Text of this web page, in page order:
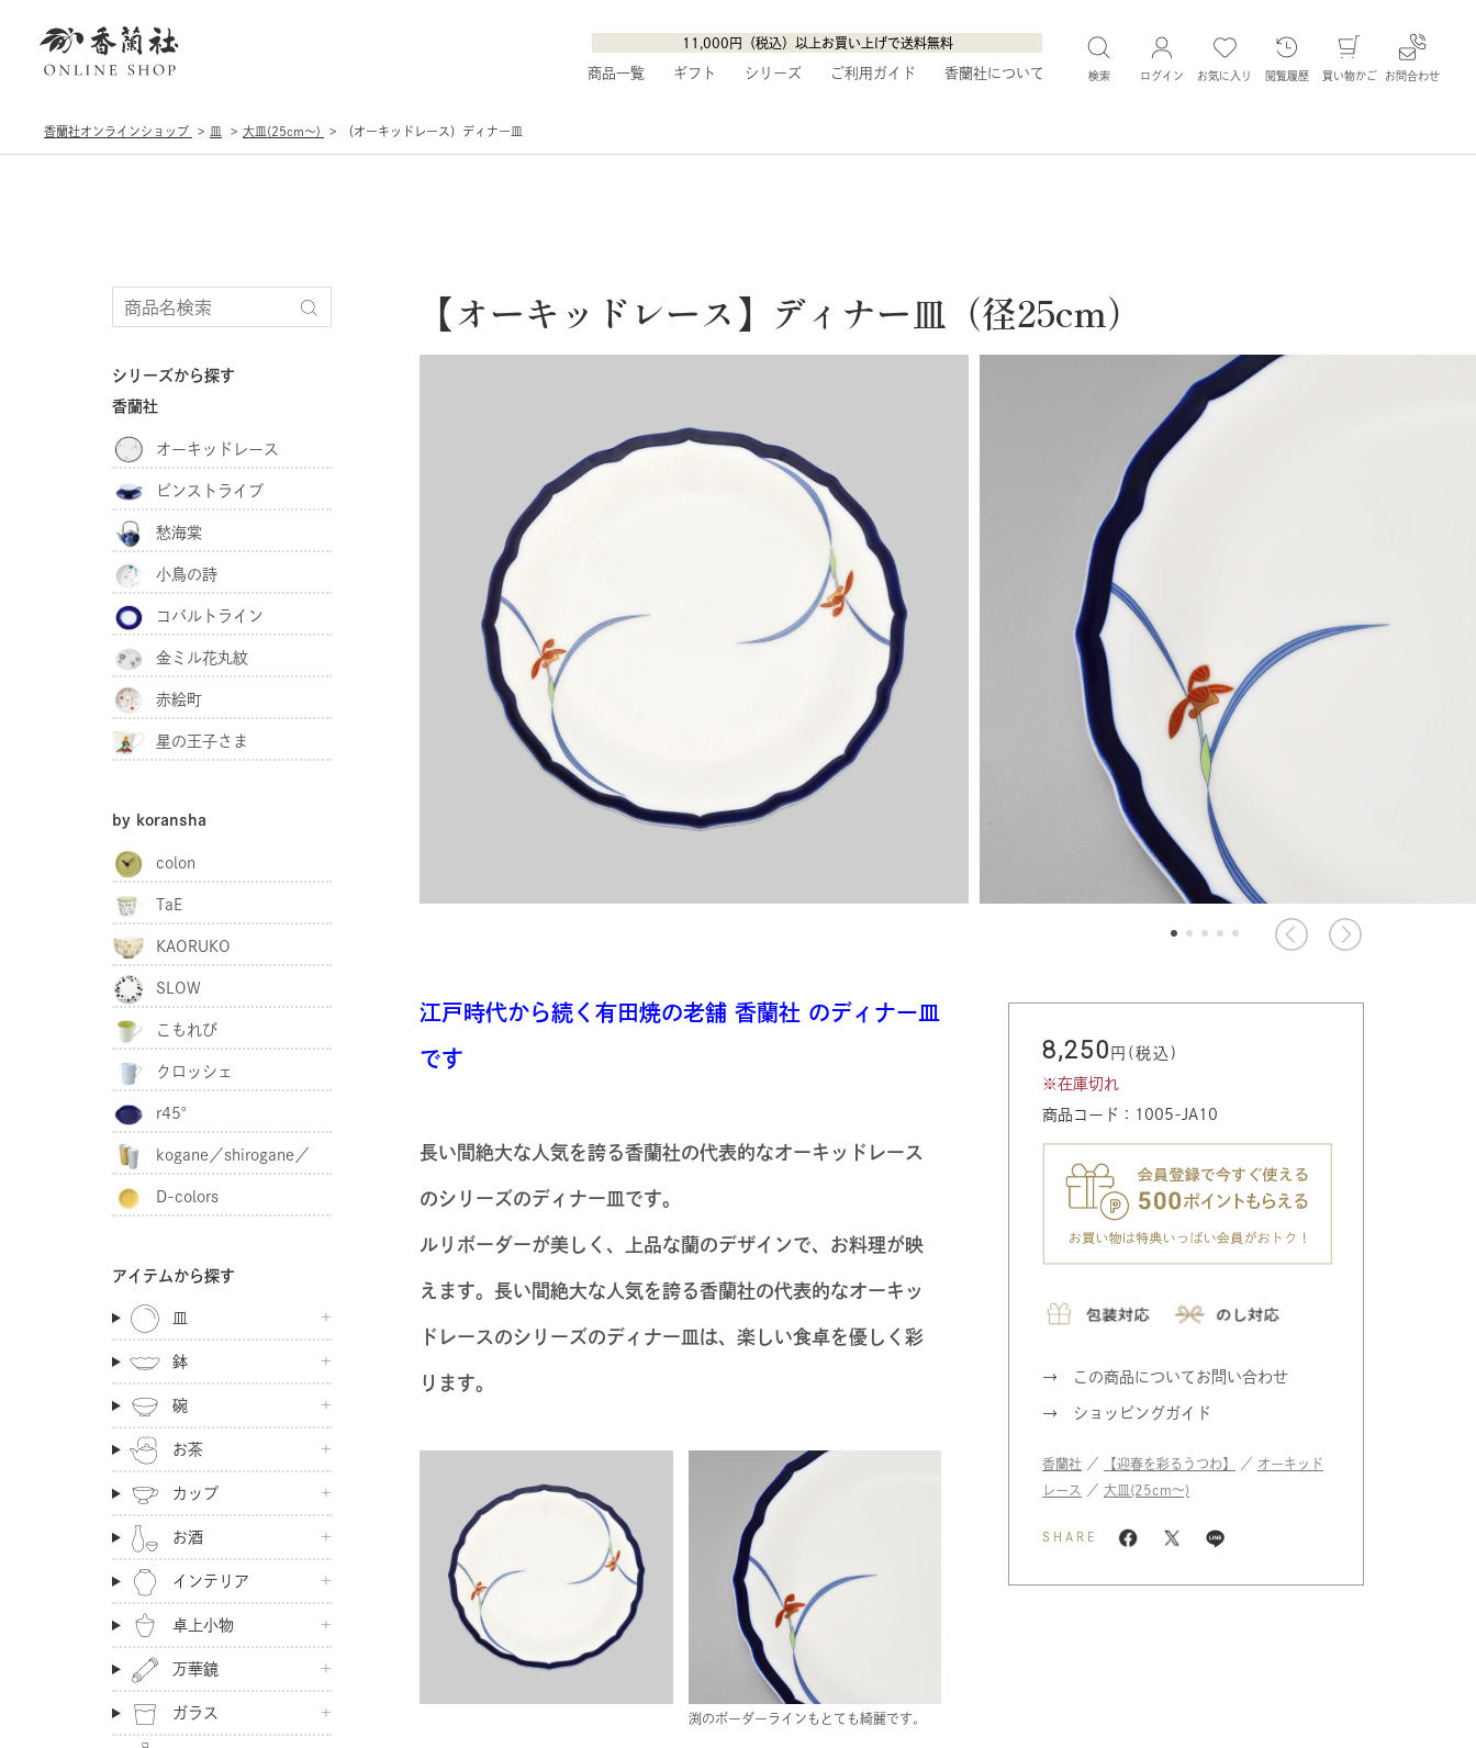
11,000円（税込）以上お買い上げで送料無料
商品一覧 ギフト シリーズ ご利用ガイド 香蘭社について 検索 ログイン お気に入り 閲覧履歴 買い物かご お問合わせ
香蘭社オンラインショップ 皿 大皿(25cm〜) （オーキッドレース）ディナー皿
【オーキッドレース】ディナー皿（径25cm）
江戸時代から続く有田焼の老舗 香蘭社 のディナー皿
です
長い間絶大な人気を誇る香蘭社の代表的なオーキッドレース
のシリーズのディナー皿です。
ルリボーダーが美しく、上品な蘭のデザインで、お料理が映
えます。長い間絶大な人気を誇る香蘭社の代表的なオーキッ
ドレースのシリーズのディナー皿は、楽しい食卓を優しく彩
ります。
渕のボーダーラインもとても綺麗です。
8,250 円(税込)
※在庫切れ
商品コード：1005-JA10
この商品についてお問い合わせ
ショッピングガイド
香蘭社 ／ 【迎春を彩るうつわ】 ／ オーキッド
レース
／ 大皿(25cm〜)
SHARE
シリーズから探す
香蘭社
オーキッドレース
ピンストライプ
愁海棠
小鳥の詩
コバルトライン
金ミル花丸紋
赤絵町
星の王子さま
by koransha
colon
TaE
KAORUKO
SLOW
こもれび
クロッシェ
r45°
kogane／shirogane／
akaganeD-colors
アイテムから探す
皿
鉢
碗
お茶
カップ
お酒
インテリア
卓上小物
万華鏡
ガラス